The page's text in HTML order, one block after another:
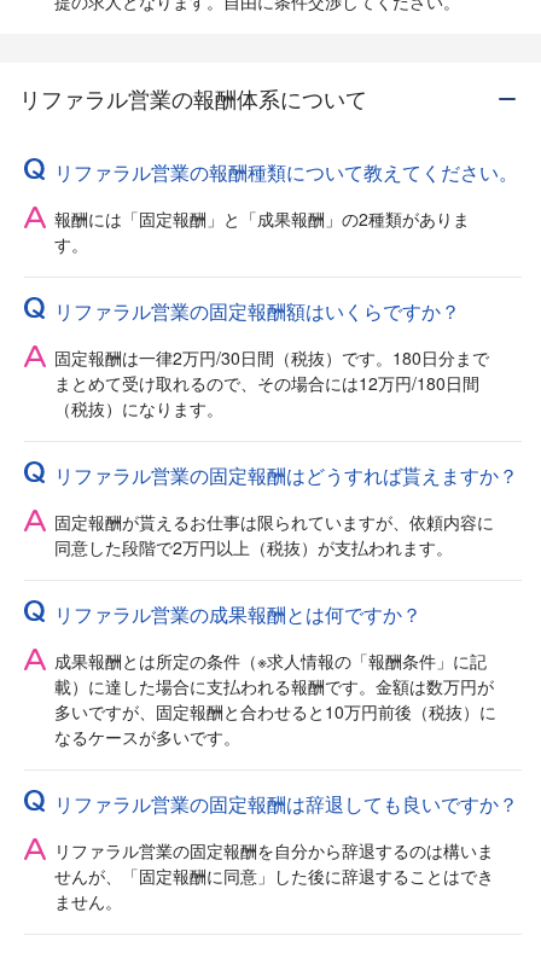
リファラル営業の報酬体系について
リファラル営業の報酬種類について教えてください。
報酬には「固定報酬」と「成果報酬」の2種類がありま
す。
リファラル営業の固定報酬額はいくらですか？
固定報酬は一律2万円/30日間（税抜）です。180日分まで
まとめて受け取れるので、その場合には12万円/180日間
（税抜）になります。
リファラル営業の固定報酬はどうすれば貰えますか？
固定報酬が貰えるお仕事は限られていますが、依頼内容に
同意した段階で2万円以上（税抜）が支払われます。
リファラル営業の成果報酬とは何ですか？
成果報酬とは所定の条件（※求人情報の「報酬条件」に記
載）に達した場合に支払われる報酬です。金額は数万円が
多いですが、固定報酬と合わせると10万円前後（税抜）に
なるケースが多いです。
リファラル営業の固定報酬は辞退しても良いですか？
リファラル営業の固定報酬を自分から辞退するのは構いま
せんが、「固定報酬に同意」した後に辞退することはでき
ません。